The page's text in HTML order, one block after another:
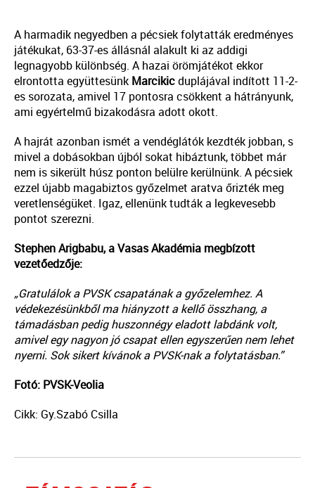
A harmadik negyedben a pécsiek folytatták eredményes
játékukat, 63-37-es állásnál alakult ki az addigi
legnagyobb különbség. A hazai örömjátékot ekkor
elrontotta együttesünk Marcikicduplájával indított 11-2-
es sorozata, amivel 17 pontosra csökkent a hátrányunk,
ami egyértelmű bizakodásra adott okott.
A hajrát azonban ismét a vendéglátók kezdték jobban, s
mivel a dobásokban újból sokat hibáztunk, többet már
nem is sikerült húsz ponton belülre kerülnünk. A pécsiek
ezzel újabb magabiztos győzelmet aratva őrizték meg
veretlenségüket. Igaz, ellenünk tudták a legkevesebb
pontot szerezni.
Stephen Arigbabu, a Vasas Akadémia megbízott
vezetőedzője:
„Gratulálok a PVSK csapatának a győzelemhez. A
védekezésünkből ma hiányzott a kellő összhang, a
támadásban pedig huszonnégy eladott labdánk volt,
amivel egy nagyon jó csapat ellen egyszerűen nem lehet
nyerni. Sok sikert kívánok a PVSK-nak a folytatásban.”
Fotó: PVSK-Veolia
Cikk: Gy.Szabó Csilla